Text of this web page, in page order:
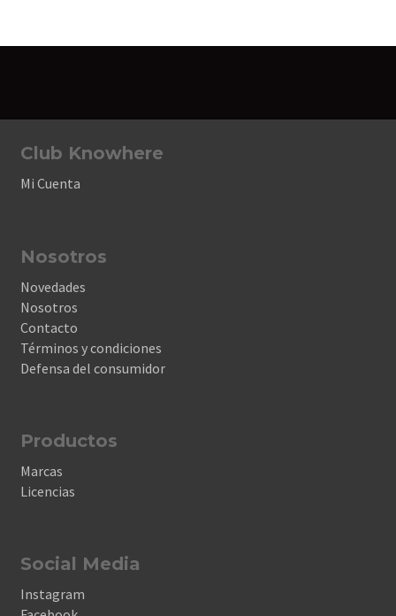
Club Knowhere
Mi Cuenta
Nosotros
Novedades
Nosotros
Contacto
Términos y condiciones
Defensa del consumidor
Productos
Marcas
Licencias
Social Media
Instagram